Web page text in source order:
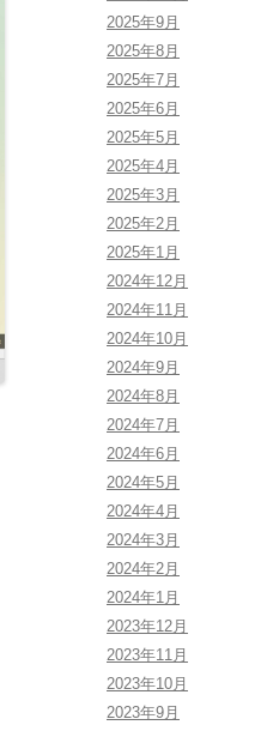
2025年9月
2025年8月
2025年7月
2025年6月
2025年5月
2025年4月
2025年3月
2025年2月
2025年1月
2024年12月
2024年11月
2024年10月
2024年9月
2024年8月
2024年7月
2024年6月
2024年5月
2024年4月
2024年3月
2024年2月
2024年1月
2023年12月
2023年11月
2023年10月
2023年9月